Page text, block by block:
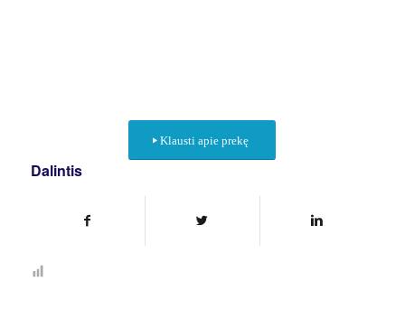
Klausti apie prekę
Dalintis